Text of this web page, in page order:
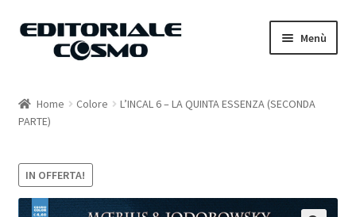
Vai
Vai
Menù
Catalogo
Carrello
Il mio account
Home Colore
L’INCAL 6 – LA QUINTA ESSENZA (SECONDA
PARTE)
IN OFFERTA!